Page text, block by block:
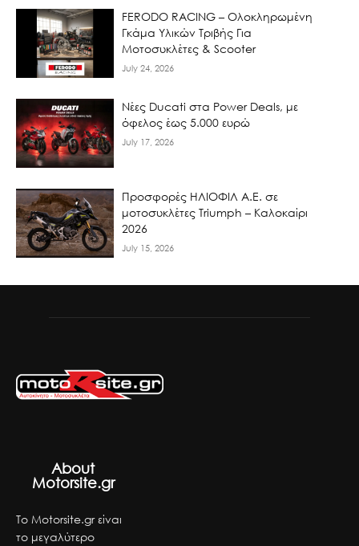
FERODO RACING – Ολοκληρωμένη
Γκάμα Υλικών Τριβής Για
Μοτοσυκλέτες & Scooter
July 24, 2026
Νέες Ducati στα Power Deals, με
όφελος έως 5.000 ευρώ
July 17, 2026
Προσφορές ΗΛΙΟΦΙΛ Α.Ε. σε
μοτοσυκλέτες Triumph – Καλοκαίρι
2026
July 15, 2026
About
Motorsite.gr
Το Motorsite.gr είναι
το μεγαλύτερο